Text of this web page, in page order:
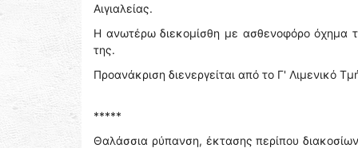
Αιγιαλείας.
Η ανωτέρω διεκομίσθη με ασθενοφόρο όχημα
της.
Προανάκριση διενεργείται από το Γ' Λιμενικό
*****
Θαλάσσια ρύπανση, έκτασης περίπου